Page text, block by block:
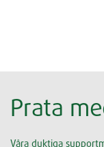
Prata
Våra duktiga